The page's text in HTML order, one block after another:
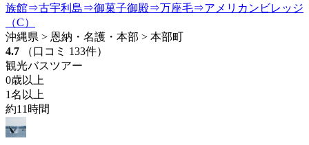
族館⇒古宇利島⇒御菓子御殿⇒万座毛⇒アメリカンビレッジ
（C）
沖縄県 > 恩納・名護・本部 > 本部町
4.7
（口コミ 133件）
観光バスツアー
0歳以上
1名以上
約11時間